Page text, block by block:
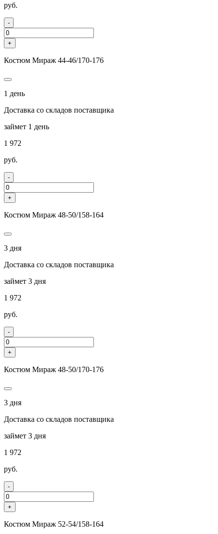
руб.
-
+
Костюм Мираж 44-46/170-176
1 день
Доставка со складов поставщика
займет 1 день
1 972
руб.
-
+
Костюм Мираж 48-50/158-164
3 дня
Доставка со складов поставщика
займет 3 дня
1 972
руб.
-
+
Костюм Мираж 48-50/170-176
3 дня
Доставка со складов поставщика
займет 3 дня
1 972
руб.
-
+
Костюм Мираж 52-54/158-164